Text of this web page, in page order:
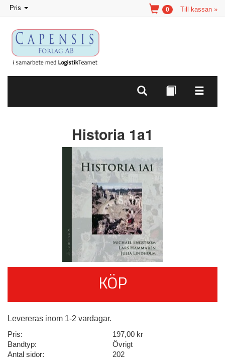
Toggle
navigation
Pris Till kassan »
0
Historia 1a1
KÖP
Levereras inom 1-2 vardagar.
Pris:
197,00 kr
Bandtyp:
Övrigt
Antal sidor:
202